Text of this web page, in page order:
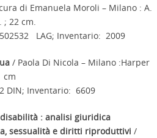
di Emanuela Moroli – Milano : A.
22 cm.
LAG; Inventario: 2009
/ Paola Di Nicola – Milano :Harper
cm
DIN; Inventario: 6609
: analisi giuridica
sessualità e diritti riproduttivi /